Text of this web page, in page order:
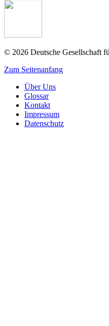
© 2026 Deutsche Gesellschaft
Zum Seitenanfang
Über Uns
Glossar
Kontakt
Impressum
Datenschutz